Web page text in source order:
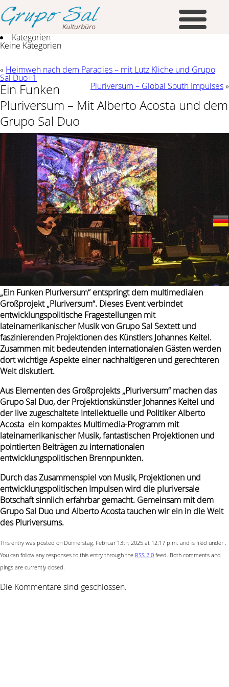
Kategorien
Keine Kategorien
« Heimweh nach dem Paradies – mit Lutz Kliche und Grupo
Sal Duo+1
Pluriversum – Global South Impulses»
Ein Funken
Pluriversum – Mit Alberto Acosta und dem
Grupo Sal Duo
„Ein Funken Pluriversum“ entspringt dem multimedialen
Großprojekt „Pluriversum“. Dieses Event verbindet
entwicklungspolitische Fragestellungen mit
lateinamerikanischer Musik von Grupo Sal Sextett und
faszinierenden Projektionen des Künstlers Johannes Keitel.
Zusammen mit bedeutenden internationalen Gästen werden
dort wichtige Aspekte einer nachhaltigeren und gerechteren
Welt diskutiert.
Aus Elementen des Großprojekts „Pluriversum“ machen das
Grupo Sal Duo, der Projektionskünstler Johannes Keitel und
der live zugeschaltete Intellektuelle und Politiker Alberto
Acosta ein kompaktes Multimedia-Programm mit
lateinamerikanischer Musik, fantastischen Projektionen und
pointierten Beiträgen zu internationalen
entwicklungspolitischen Brennpunkten.
Durch das Zusammenspiel von Musik, Projektionen und
entwicklungspolitischen Impulsen wird die pluriversale
Botschaft sinnlich erfahrbar gemacht. Gemeinsam mit dem
Grupo Sal Duo und Alberto Acosta tauchen wir ein in die Welt
des Pluriversums.
This entry was posted on Donnerstag, Februar 13th, 2025 at 12:17 p.m. and is filed under .
You can follow any responses to this entry through the RSS 2.0 feed. Both comments and
pings are currently closed.
Die Kommentare sind geschlossen.